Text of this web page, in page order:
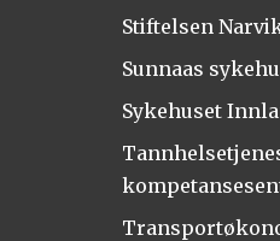
Stiftelsen
Sunnaas
Sykehuset